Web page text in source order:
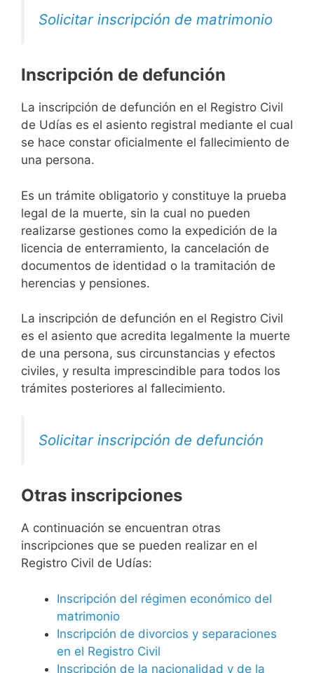
Solicitar inscripción de matrimonio
Inscripción de defunción
La inscripción de defunción en el Registro Civil
de Udías es el asiento registral mediante el cual
se hace constar oficialmente el fallecimiento de
una persona.
Es un trámite obligatorio y constituye la prueba
legal de la muerte, sin la cual no pueden
realizarse gestiones como la expedición de la
licencia de enterramiento, la cancelación de
documentos de identidad o la tramitación de
herencias y pensiones.
La inscripción de defunción en el Registro Civil
es el asiento que acredita legalmente la muerte
de una persona, sus circunstancias y efectos
civiles, y resulta imprescindible para todos los
trámites posteriores al fallecimiento.
Solicitar inscripción de defunción
Otras inscripciones
A continuación se encuentran otras
inscripciones que se pueden realizar en el
Registro Civil de Udías:
Inscripción del régimen económico del
matrimonio
Inscripción de divorcios y separaciones
en el Registro Civil
Inscripción de la nacionalidad y de la